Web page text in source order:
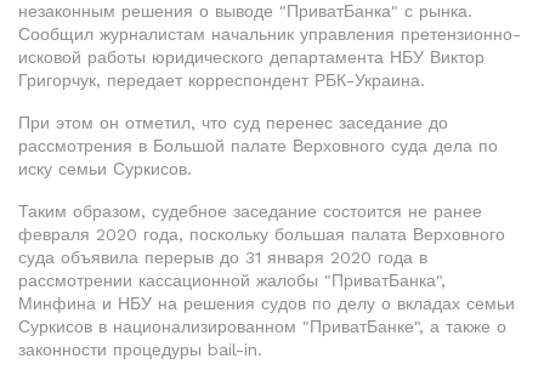
незаконным решения о выводе "ПриватБанка" с рынка.
Сообщил журналистам начальник управления претензионно-
исковой работы юридического департамента НБУ Виктор
Григорчук, передает корреспондент РБК-Украина.
При этом он отметил, что суд перенес заседание до
рассмотрения в Большой палате Верховного суда дела по
иску семьи Суркисов.
Таким образом, судебное заседание состоится не ранее
февраля 2020 года, поскольку большая палата Верховного
суда объявила перерыв до 31 января 2020 года в
рассмотрении кассационной жалобы "ПриватБанка",
Минфина и НБУ на решения судов по делу о вкладах семьи
Суркисов в национализированном "ПриватБанке", а также о
законности процедуры bail-in.